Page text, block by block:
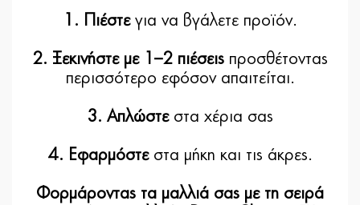
1. Πιέστε για να βγάλετε προϊόν.
2. Ξεκινήστε με 1–2 πιέσεις προσθέτοντας
περισσότερο εφόσον απαιτείται.
3. Απλώστε στα χέρια σας
4. Εφαρμόστε στα μήκη και τις άκρες.
Φορμάροντας τα μαλλιά σας με τη σειρά